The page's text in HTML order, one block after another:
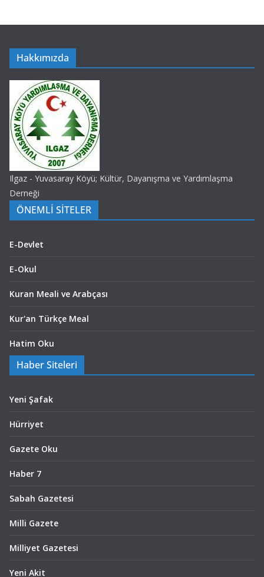
Hakkımızda
Ilgaz - Yuvasaray Köyü; Kültür, Dayanışma ve Yardımlaşma
Derneği
ÖNEMLİ SİTELER
E-Devlet
E-Okul
Kuran Meali ve Arabçası
Kur'an Türkçe Meal
Hatim Oku
Haber Siteleri
Yeni Şafak
Hürriyet
Gazete Oku
Haber 7
Sabah Gazetesi
Milli Gazete
Milliyet Gazetesi
Yeni Akit